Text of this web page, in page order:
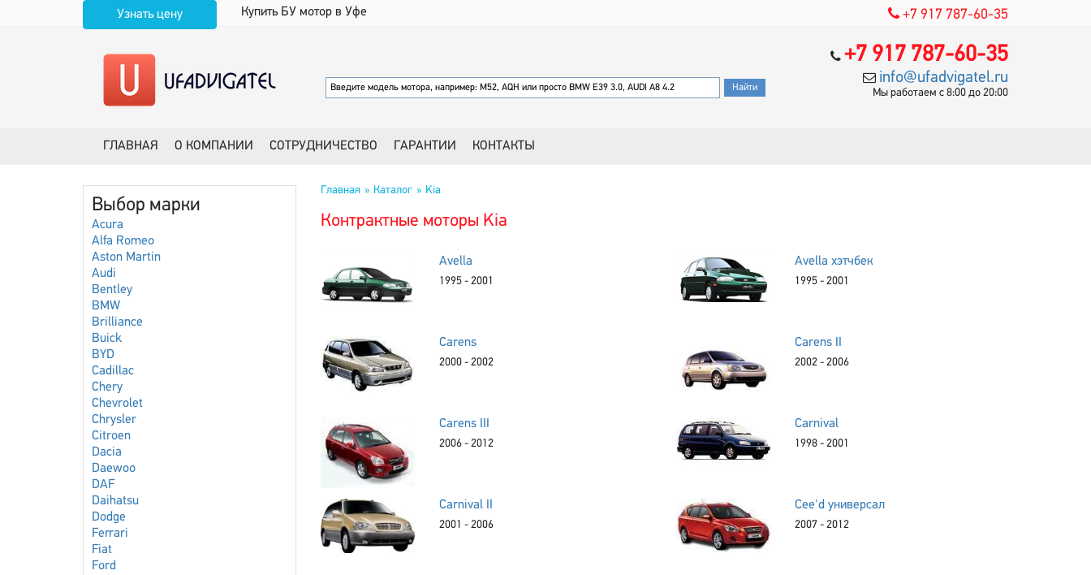
Узнать цену Купить БУ мотор в Уфе +7 917 787-60-35
+7 917 787-60-35
info@ufadvigatel.ru
Мы работаем с 8:00 до 20:00
ГЛАВНАЯ О КОМПАНИИ СОТРУДНИЧЕСТВО ГАРАНТИИ КОНТАКТЫ
Выбор марки
Acura
Alfa Romeo
Aston Martin
Audi
Bentley
BMW
Brilliance
Buick
BYD
Cadillac
Chery
Chevrolet
Chrysler
Citroen
Dacia
Daewoo
DAF
Daihatsu
Dodge
Ferrari
Fiat
Ford
Главная Каталог Kia
Контрактные моторы Kia
Avella
1995 - 2001
Avella хэтчбек
1995 - 2001
Carens
2000 - 2002
Carens II
2002 - 2006
Carens III
2006 - 2012
Carnival
1998 - 2001
Carnival II
2001 - 2006
Cee'd универсал
2007 - 2012